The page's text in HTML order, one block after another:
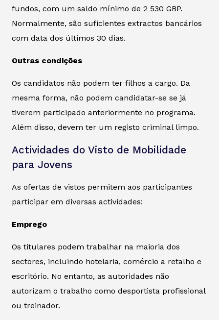
fundos, com um saldo mínimo de 2 530 GBP.
Normalmente, são suficientes extractos bancários
com data dos últimos 30 dias.
Outras condições
Os candidatos não podem ter filhos a cargo. Da
mesma forma, não podem candidatar-se se já
tiverem participado anteriormente no programa.
Além disso, devem ter um registo criminal limpo.
Actividades do Visto de Mobilidade
para Jovens
As ofertas de vistos permitem aos participantes
participar em diversas actividades:
Emprego
Os titulares podem trabalhar na maioria dos
sectores, incluindo hotelaria, comércio a retalho e
escritório. No entanto, as autoridades não
autorizam o trabalho como desportista profissional
ou treinador.